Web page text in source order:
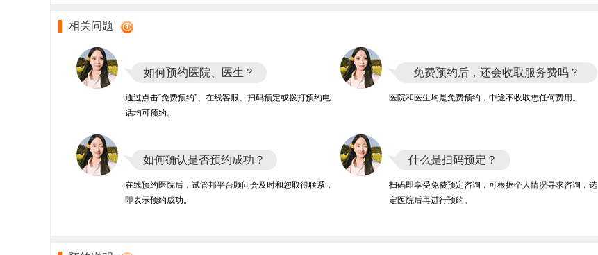
相关问题
如何预约医院、医生？
通过点击“免费预约”、在线客服、扫码预定或拨打预约电
话均可预约。
免费预约后，还会收取服务费吗？
医院和医生均是免费预约，中途不收取您任何费用。
如何确认是否预约成功？
在线预约医院后，试管邦平台顾问会及时和您取得联系，
即表示预约成功。
什么是扫码预定？
扫码即享受免费预定咨询，可根据个人情况寻求咨询，选
定医院后再进行预约。